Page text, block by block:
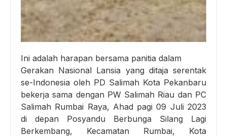
Ini adalah harapan bersama panitia dalam
Gerakan Nasional Lansia yang ditaja serentak
se-Indonesia oleh PD Salimah Kota Pekanbaru
bekerja sama dengan PW Salimah Riau dan PC
Salimah Rumbai Raya, Ahad pagi 09 Juli 2023
di depan Posyandu Berbunga Silang Lagi
Berkembang, Kecamatan Rumbai, Kota